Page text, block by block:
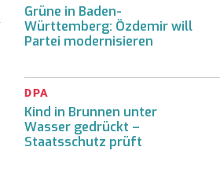
Grüne in Baden-
Württemberg: Özdemir will
Partei modernisieren
DPA
Kind in Brunnen unter
Wasser gedrückt –
Staatsschutz prüft